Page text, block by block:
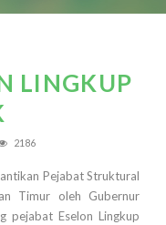
LINGKUP
2186
Pejabat Struktural
Timur oleh Gubernur
pejabat Eselon Lingkup